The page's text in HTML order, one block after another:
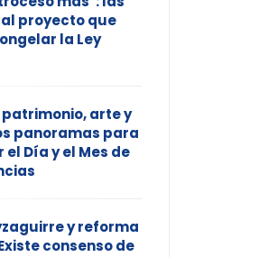
proyecto que
la Ley
patrimonio, arte y
panoramas para
Día y el Mes de
y reforma
consenso de